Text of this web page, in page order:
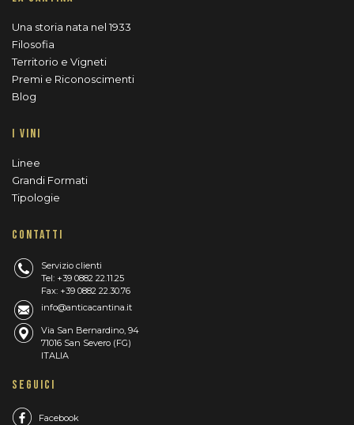
Una storia nata nel 1933
Filosofia
Territorio e Vigneti
Premi e Riconoscimenti
Blog
I VINI
Linee
Grandi Formati
Tipologie
CONTATTI
Servizio clienti
Tel: +39 0882 22.11.25
Fax: +39 0882 22.30.76
info@anticacantina.it
Via San Bernardino, 94
71016 San Severo (FG)
ITALIA
SEGUICI
Facebook